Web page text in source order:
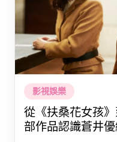
影視娛樂
從《扶桑花女孩
部作品認識蒼井